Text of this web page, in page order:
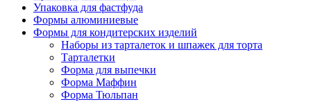
Упаковка для фастфуда
Формы алюминиевые
Формы для кондитерских изделий
Наборы из тарталеток и шпажек для торта
Тарталетки
Форма для выпечки
Форма Маффин
Форма Тюльпан